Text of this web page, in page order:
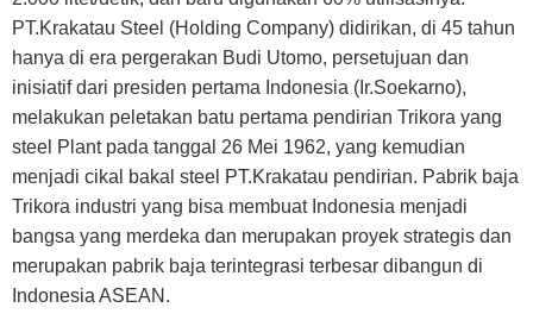
PT.Krakatau Steel (Holding Company) didirikan, di 45 tahun
hanya di era pergerakan Budi Utomo, persetujuan dan
inisiatif dari presiden pertama Indonesia (Ir.Soekarno),
melakukan peletakan batu pertama pendirian Trikora yang
steel Plant pada tanggal 26 Mei 1962, yang kemudian
menjadi cikal bakal steel PT.Krakatau pendirian. Pabrik baja
Trikora industri yang bisa membuat Indonesia menjadi
bangsa yang merdeka dan merupakan proyek strategis dan
merupakan pabrik baja terintegrasi terbesar dibangun di
Indonesia ASEAN.